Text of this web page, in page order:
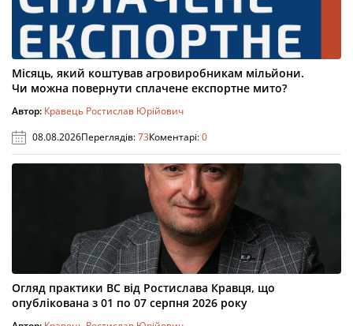
Місяць, який коштував агровиробникам мільйони.
Чи можна повернути сплачене експортне мито?
Автор: Кравець Ростислав Юрійович
08.08.2026Переглядів:73Коментарі:0
Огляд практики ВС від Ростислава Кравця, що
опублікована з 01 по 07 серпня 2026 року